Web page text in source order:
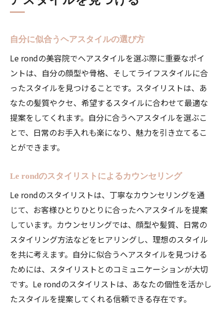
自分に似合うヘアスタイルの選び方
Le rondの美容院でヘアスタイルを選ぶ際に重要なポイ
ントは、自分の顔型や骨格、そしてライフスタイルに合
ったスタイルを見つけることです。スタイリストは、あ
なたの髪質やクセ、希望するスタイルに合わせて最適な
提案をしてくれます。自分に合うヘアスタイルを選ぶこ
とで、日常のお手入れも楽になり、魅力を引き立てるこ
とができます。
Le rondのスタイリストによるカウンセリング
Le rondのスタイリストは、丁寧なカウンセリングを通
じて、お客様ひとりひとりに合ったヘアスタイルを提案
しています。カウンセリングでは、顔型や髪質、日常の
スタイリング方法などをヒアリングし、理想のスタイル
を共に考えます。自分に似合うヘアスタイルを見つける
ためには、スタイリストとのコミュニケーションが大切
です。Le rondのスタイリストは、あなたの個性を活かし
たスタイルを提案してくれる信頼できる存在です。